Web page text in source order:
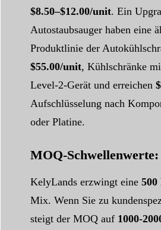
$8.50–$12.00/unit. Ein
Autostaubsauger haben eine
Produktlinie der
$55.00/unit, Kühlschränke
Level-2-Gerät und erreichen
Aufschlüsselung nach
oder Platine.
MOQ-
KelyLands erzwingt eine
Mix. Wenn Sie zu
steigt der MOQ auf 1000-